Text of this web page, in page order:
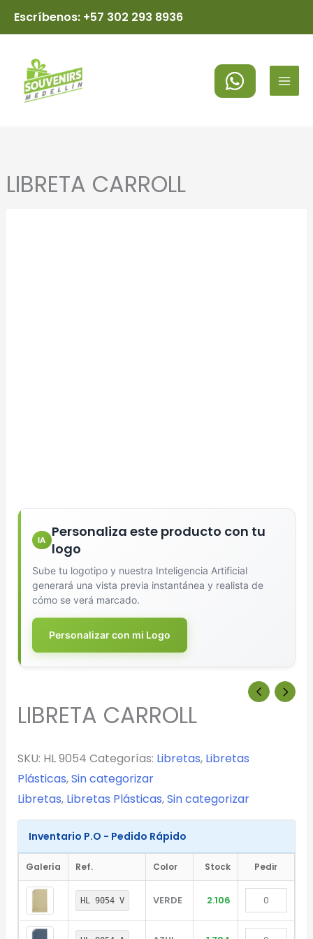
Escríbenos: +57 302 293 8936
LIBRETA CARROLL
IA
Personaliza este producto con tu
logo
Sube tu logotipo y nuestra Inteligencia Artificial
generará una vista previa instantánea y realista de
cómo se verá marcado.
Personalizar con mi Logo
LIBRETA CARROLL
SKU: HL 9054 Categorías: Libretas, Libretas
Plásticas,Sin categorizar
Libretas, Libretas Plásticas,Sin categorizar
Inventario P.O - Pedido Rápido
Galería Ref. Color Stock Pedir
HL 9054 V VERDE 2.106